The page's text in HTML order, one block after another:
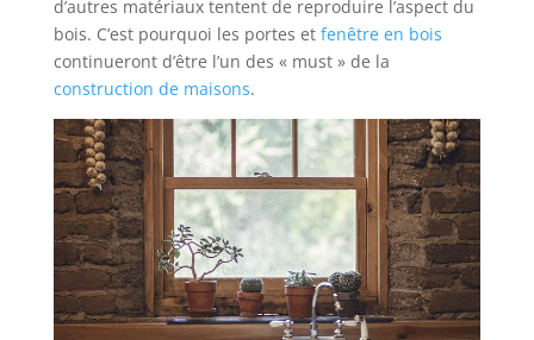
d’autres matériaux tentent de reproduire l’aspect du
bois. C’est pourquoi les portes et fenêtre en bois
continueront d’être l’un des « must » de la
construction de maisons.